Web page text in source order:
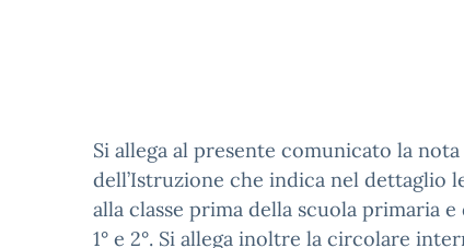
Si allega al presente comunicato la
dell’Istruzione che indica nel dettaglio
alla classe prima della scuola primaria
1° e 2°. Si allega inoltre la circolare